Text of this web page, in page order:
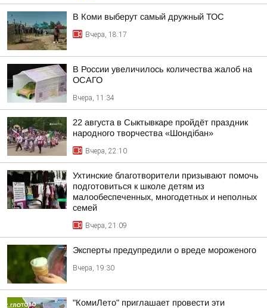
В Коми выберут самый дружный ТОС
Вчера, 18:17
В России увеличилось количества жалоб на
ОСАГО
Вчера, 11:34
22 августа в Сыктывкаре пройдёт праздник
народного творчества «Шондібан»
Вчера, 22:10
Ухтинские благотворители призывают помочь
подготовиться к школе детям из
малообеспеченных, многодетных и неполных
семей
Вчера, 21:09
Эксперты предупредили о вреде мороженого
Вчера, 19:30
"КомиЛето" приглашает провести эти